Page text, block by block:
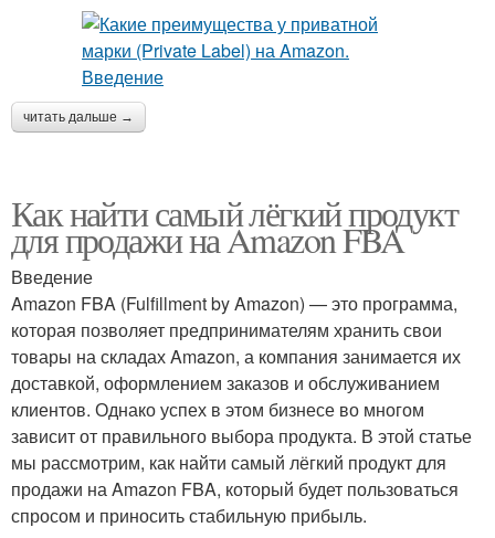
читать дальше →
Как найти самый лёгкий продукт
для продажи на Amazon FBA
Введение
Amazon FBA (Fulfillment by Amazon) — это программа,
которая позволяет предпринимателям хранить свои
товары на складах Amazon, а компания занимается их
доставкой, оформлением заказов и обслуживанием
клиентов. Однако успех в этом бизнесе во многом
зависит от правильного выбора продукта. В этой статье
мы рассмотрим, как найти самый лёгкий продукт для
продажи на Amazon FBA, который будет пользоваться
спросом и приносить стабильную прибыль.